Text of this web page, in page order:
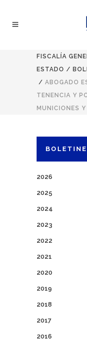
FISCALÍA
ESTADO /
/ ABOGADO
TENENCIA Y
MUNICIONES Y
2026
2025
2024
2023
2022
2021
2020
2019
2018
2017
2016